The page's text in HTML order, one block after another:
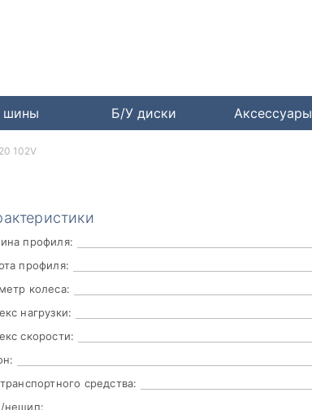
шины Б/У диски Аксессуары
профиля:
профиля:
колеса:
нагрузки:
скорости:
средства:
нешип:
102V